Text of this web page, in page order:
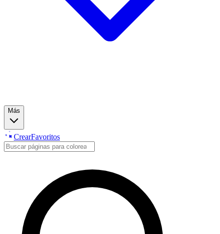
Más
CrearFavoritos